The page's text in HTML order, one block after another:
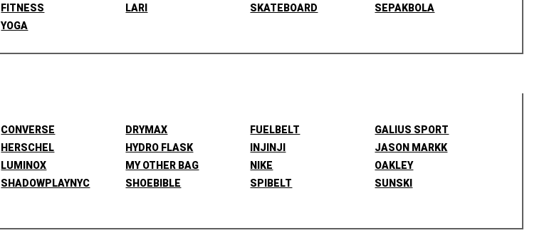
FITNESS LARI SKATEBOARD
SEPAKBOLA
YOGA
CONVERSE DRYMAX FUELBELT
GALIUS SPORT
HERSCHEL HYDRO FLASK INJINJI
JASON MARKK
LUMINOX MY OTHER BAG NIKE
OAKLEY
SHADOWPLAYNYC SHOEBIBLE SPIBELT
SUNSKI